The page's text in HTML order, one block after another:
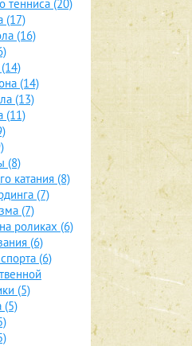
тенниса (20)
(17)
(16)
(14)
(13)
(11)
(8)
катания (8)
(7)
(7)
роликах (6)
(6)
(6)
(5)
(5)